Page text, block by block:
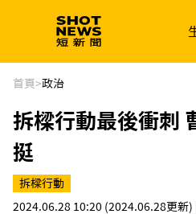
生技 政治
新南向 體育
首頁>政治
拆樑行動最後衝刺
挺
拆樑行動
2024.06.28 10:20 (2024.06.28更新)